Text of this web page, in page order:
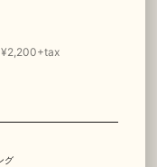
¥2,200+tax
グ